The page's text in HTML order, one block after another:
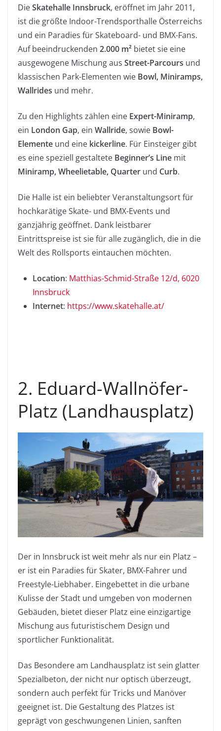
DieSkatehalle Innsbruck, eröffnet im Jahr 2011,
ist die größte Indoor-Trendsporthalle Österreichs
und ein Paradies für Skateboard- und BMX-Fans.
Auf beeindruckenden 2.000 m² bietet sie eine
ausgewogene Mischung aus Street-Parcours und
klassischen Park-Elementen wie Bowl, Miniramps,
Wallrides und mehr.
Zu den Highlights zählen eine Expert-Miniramp,
ein London Gap, ein Wallride, sowie Bowl-
Elemente und eine kickerline. Für Einsteiger gibt
es eine speziell gestaltete Beginner’s Line mit
Miniramp, Wheelietable, Quarter und Curb.
Die Halle ist ein beliebter Veranstaltungsort für
hochkarätige Skate- und BMX-Events und
ganzjährig geöffnet. Dank leistbarer
Eintrittspreise ist sie für alle zugänglich, die in die
Welt des Rollsports eintauchen möchten.
Location: Matthias-Schmid-Straße 12/d, 6020
Innsbruck
Internet: https://www.skatehalle.at/
2. Eduard-Wallnöfer-
Platz (Landhausplatz)
Der in Innsbruck ist weit mehr als nur ein Platz –
er ist ein Paradies für Skater, BMX-Fahrer und
Freestyle-Liebhaber. Eingebettet in die urbane
Kulisse der Stadt und umgeben von modernen
Gebäuden, bietet dieser Platz eine einzigartige
Mischung aus futuristischem Design und
sportlicher Funktionalität.
Das Besondere am Landhausplatz ist sein glatter
Spezialbeton, der nicht nur optisch überzeugt,
sondern auch perfekt für Tricks und Manöver
geeignet ist. Die Gestaltung des Platzes ist
geprägt von geschwungenen Linien, sanften